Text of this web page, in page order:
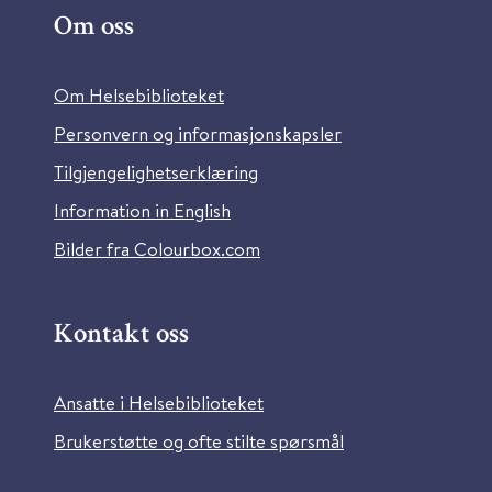
Om oss
Om Helsebiblioteket
Personvern og informasjonskapsler
Tilgjengelighetserklæring
Information in English
Bilder fra Colourbox.com
Kontakt oss
Ansatte i Helsebiblioteket
Brukerstøtte og ofte stilte spørsmål